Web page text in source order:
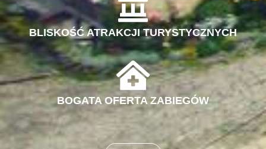
BLISKOŚĆ ATRAKCJI TURYSTYCZNYCH
BOGATA OFERTA ZABIEGÓW